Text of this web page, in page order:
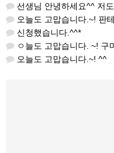
선생님 안녕하세요^^ 저도 2학기에 2015 관광
오늘도 고맙습니다.~! 판테온
신청했습니다.^^*
ㅇ늘도 고맙습니다. ~! 구마모토에 ㄱㅇ
오늘도 고맙습니다.~! ^^